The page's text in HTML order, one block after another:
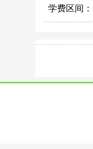
学费区间：